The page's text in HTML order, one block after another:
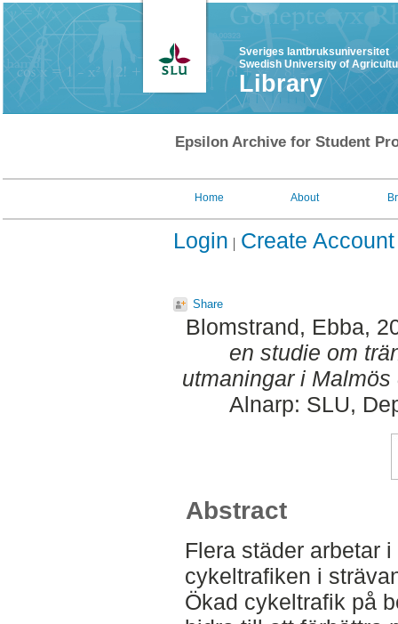
Sveriges lantbruksuniversitet
Swedish University of
Library
Epsilon Archive for Student
Home About
Login Create Account
Share
Blomstrand, Ebba,
en studie om
utmaningar i Malmös
Alnarp: SLU,
Abstract
Flera städer arbetar
cykeltrafiken i
Ökad cykeltrafik på